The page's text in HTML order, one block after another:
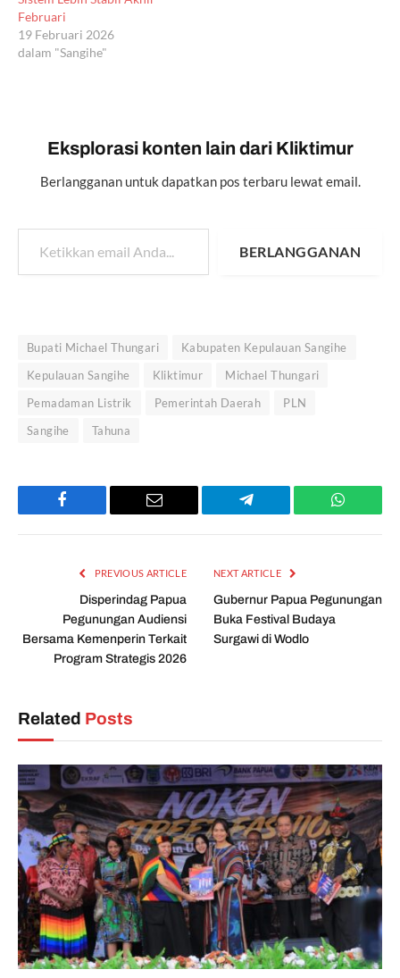
Februari
19 Februari 2026
dalam "Sangihe"
Eksplorasi konten lain dari Kliktimur
Berlangganan untuk dapatkan pos terbaru lewat email.
Ketikkan email Anda...
BERLANGGANAN
Bupati Michael Thungari
Kabupaten Kepulauan Sangihe
Kepulauan Sangihe
Kliktimur
Michael Thungari
Pemadaman Listrik
Pemerintah Daerah
PLN
Sangihe
Tahuna
Facebook Email Telegram
PREVIOUS ARTICLE
Disperindag Papua
Pegunungan Audiensi
Bersama Kemenperin Terkait
Program Strategis 2026
NEXT ARTICLE
Gubernur Papua Pegunungan
Buka Festival Budaya
Surgawi di Wodlo
Related Posts